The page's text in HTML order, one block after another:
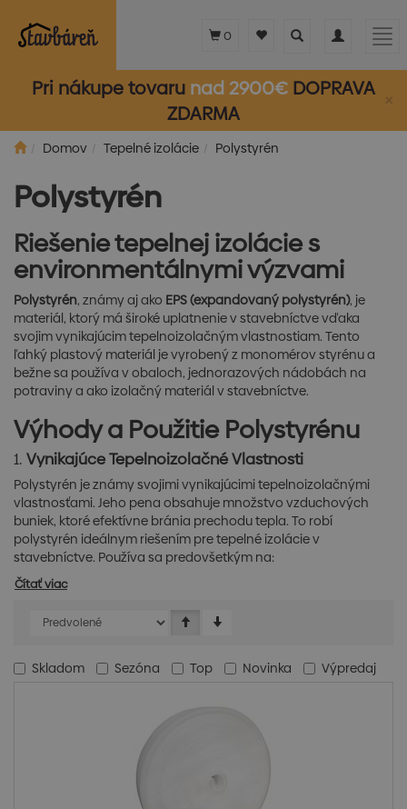
Pri nákupe tovaru nad 2900€ DOPRAVA
ZDARMA
Toggle
Toggle
0
Domov Tepelné izolácie Polystyrén
Polystyrén
Riešenie tepelnej izolácie s
environmentálnymi výzvami
Polystyrén, známy aj ako EPS (expandovaný polystyrén), je
materiál, ktorý má široké uplatnenie v stavebníctve vďaka
svojim vynikajúcim tepelnoizolačným vlastnostiam. Tento
ľahký plastový materiál je vyrobený z monomérov styrénu a
bežne sa používa v obaloch, jednorazových nádobách na
potraviny a ako izolačný materiál v stavebníctve.
Výhody a Použitie Polystyrénu
1. Vynikajúce Tepelnoizolačné Vlastnosti
Polystyrén je známy svojimi vynikajúcimi tepelnoizolačnými
vlastnosťami. Jeho pena obsahuje množstvo vzduchových
buniek, ktoré efektívne bránia prechodu tepla. To robí
polystyrén ideálnym riešením pre tepelné izolácie v
stavebníctve. Používa sa predovšetkým na:
Čítať viac
Skladom Sezóna Top Novinka Výpredaj